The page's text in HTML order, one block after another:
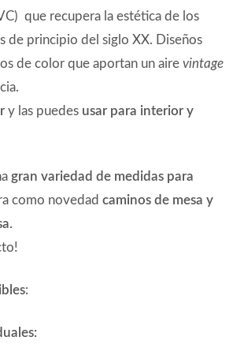
precios:
desde
24,00€
hasta
que recupera la estética de los
de principio del siglo XX. Diseños
de color que aportan un aire vintage
y las puedes usar para interior y
gran variedad de medidas para
como novedad caminos de mesa y
: